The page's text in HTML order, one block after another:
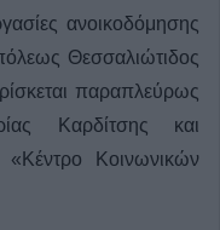
ανοικοδόμησης
Θεσσαλιώτιδος
παραπλεύρως
Καρδίτσης και
«Κέντρο Κοινωνικών